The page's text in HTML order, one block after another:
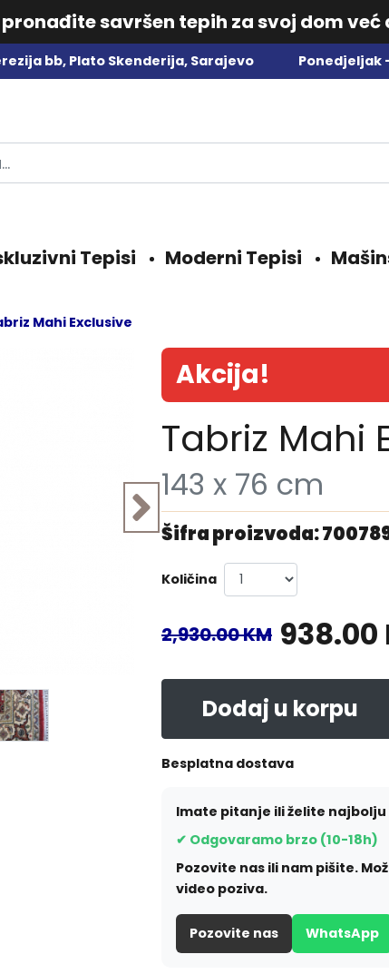
savršen tepih za svoj dom
bb, Plato Skenderija, Sarajevo Ponedjeljak
Tepisi Moderni Tepisi
Mahi Exclusive
Akcija!
Tabriz Mahi
143 x 76 cm
Šifra proizvoda:
Količina
2,930.00 KM 938.00
Dodaj u korpu
Besplatna dostava
Imate pitanje ili želite najbolju
✔ Odgovaramo brzo (10-18h)
Pozovite nas ili nam pišite.
video poziva.
Pozovite nas WhatsApp